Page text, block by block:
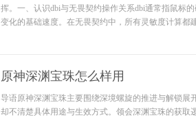
挥。一、认识dbi与无畏契约操作关系dbi通常指鼠标
变化的基础速度。在无畏契约中，所有灵敏度计算都
原神深渊宝珠怎么样用
导语原神深渊宝珠主要围绕深境螺旋的推进与解锁展
却不清楚具体用途与生效方式。领会深渊宝珠的获取